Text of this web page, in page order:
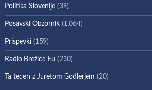
Politika Slovenije (39)
Posavski Obzornik (1.064)
Prispevki (159)
Radio Brežice Eu (230)
Ta teden z Juretom Godlerjem (20)